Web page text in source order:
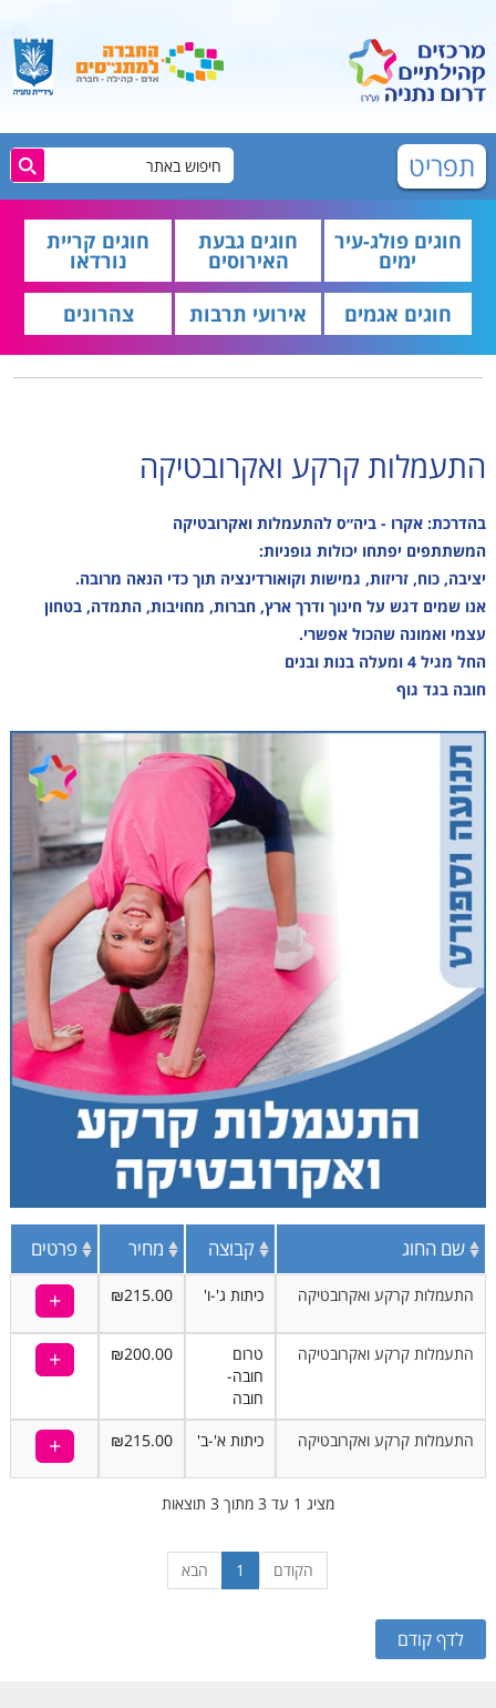
תפריט
חוגים פולג-עיר
ימים
חוגים גבעת
האירוסים
חוגים קריית
נורדאו
חוגים אגמים
אירועי תרבות צהרונים
התעמלות קרקע ואקרובטיקה
בהדרכת: אקרו - ביה״ס להתעמלות ואקרובטיקה
המשתתפים יפתחו יכולות גופניות:
יציבה, כוח, זריזות, גמישות וקואורדינציה תוך כדי הנאה מרובה.
אנו שמים דגש על חינוך ודרך ארץ, חברות, מחויבות, התמדה, בטחון
עצמי ואמונה שהכול אפשרי.
החל מגיל 4 ומעלה בנות ובנים
חובה בגד גוף
שם החוג קבוצה מחיר פרטים
התעמלות קרקע ואקרובטיקה כיתות ג'-ו' ₪215.00
התעמלות קרקע ואקרובטיקה
טרום
חובה-
חובה
₪200.00
התעמלות קרקע ואקרובטיקה כיתות א'-ב' ₪215.00
מציג 1 עד 3 מתוך 3 תוצאות
הקודם 1 הבא